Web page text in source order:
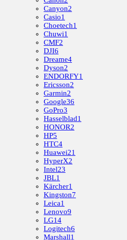
Canyon2
Casio1
Choetech1
Chuwi1
CMF2
DJI6
Dreame4
Dyson2
ENDORFY1
Ericsson2
Garmin2
Google36
GoPro3
Hasselblad1
HONOR2
HP5
HTC4
Huawei21
HyperX2
Intel23
JBL1
Kärcher1
Kingston7
Leica1
Lenovo9
LG14
Logitech6
Marshall1